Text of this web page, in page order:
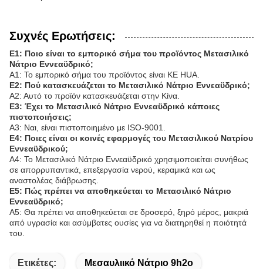
Συχνές Ερωτήσεις:
Ε1: Ποιο είναι το εμπορικό σήμα του προϊόντος Μετασιλικό
Νάτριο Εννεαϋδρικό;
Α1: Το εμπορικό σήμα του προϊόντος είναι KE HUA.
Ε2: Πού κατασκευάζεται το Μετασιλικό Νάτριο Εννεαϋδρικό;
Α2: Αυτό το προϊόν κατασκευάζεται στην Κίνα.
Ε3: Έχει το Μετασιλικό Νάτριο Εννεαϋδρικό κάποιες
πιστοποιήσεις;
Α3: Ναι, είναι πιστοποιημένο με ISO-9001.
Ε4: Ποιες είναι οι κοινές εφαρμογές του Μετασιλικού Νατρίου
Εννεαϋδρικού;
Α4: Το Μετασιλικό Νάτριο Εννεαϋδρικό χρησιμοποιείται συνήθως
σε απορρυπαντικά, επεξεργασία νερού, κεραμικά και ως
αναστολέας διάβρωσης.
Ε5: Πώς πρέπει να αποθηκεύεται το Μετασιλικό Νάτριο
Εννεαϋδρικό;
Α5: Θα πρέπει να αποθηκεύεται σε δροσερό, ξηρό μέρος, μακριά
από υγρασία και ασύμβατες ουσίες για να διατηρηθεί η ποιότητά
του.
Ετικέτες: Μεσαυλιικό Νάτριο 9h2o